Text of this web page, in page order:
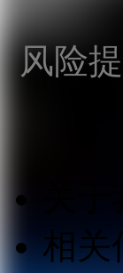
风险
相关